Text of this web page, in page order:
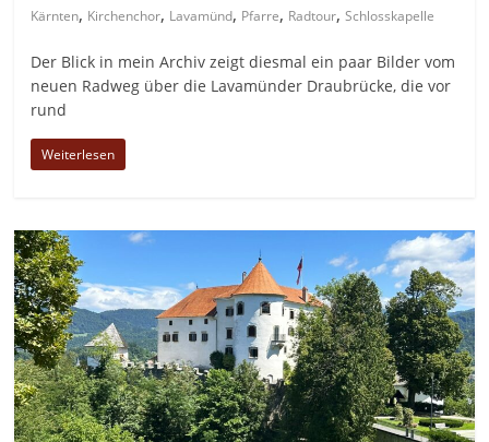
Kärnten, Kirchenchor, Lavamünd, Pfarre, Radtour,Schlosskapelle
Der Blick in mein Archiv zeigt diesmal ein paar Bilder vom
neuen Radweg über die Lavamünder Draubrücke, die vor
rund
Weiterlesen